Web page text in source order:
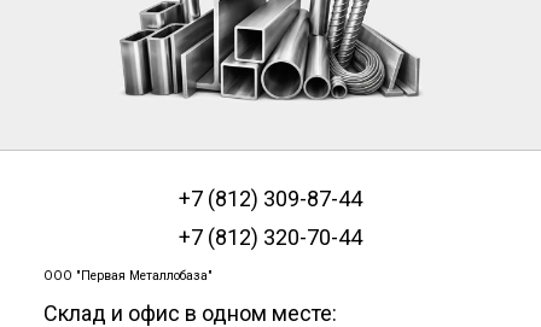
+7 (812) 309-87-44
+7 (812) 320-70-44
ООО "Первая Металлобаза"
Склад и офис в одном месте: